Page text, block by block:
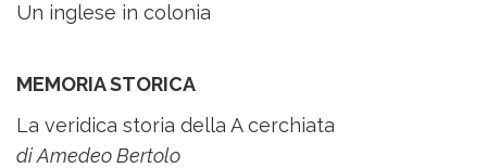
Un inglese in colonia
MEMORIA STORICA
La veridica storia della A cerchiata
di Amedeo Bertolo